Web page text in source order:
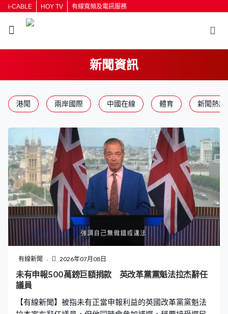
i-CABLE HOY TV 有線寬頻及電訊服務
新聞資訊
港聞 兩岸國際 中國在線 體育 新聞熱話
有線新聞 2026年07月08日
未有申報500萬鎊巨額捐款 英改革黨黨魁法拉杰辭任
議員
【有線新聞】被指未有正當申報利益的英國改革黨黨魁法